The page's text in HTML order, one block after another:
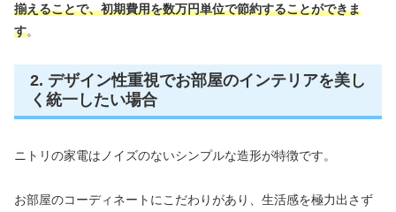
揃えることで、初期費用を数万円単位で節約することができま
す。
2. デザイン性重視でお部屋のインテリアを美し
く統一したい場合
ニトリの家電はノイズのないシンプルな造形が特徴です。
お部屋のコーディネートにこだわりがあり、生活感を極力出さず